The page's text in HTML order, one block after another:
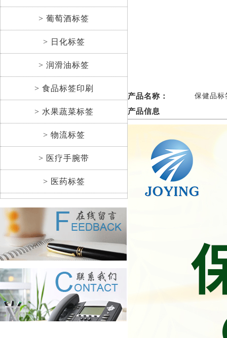
> 葡萄酒标签
> 日化标签
> 润滑油标签
> 食品标签印刷
> 水果蔬菜标签
> 物流标签
> 医疗手腕带
> 医药标签
产品名称： 保健品标
产品信息